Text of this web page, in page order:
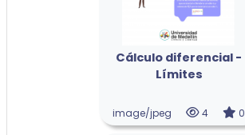
Cálculo diferencial -
Límites
image/jpeg 4 0